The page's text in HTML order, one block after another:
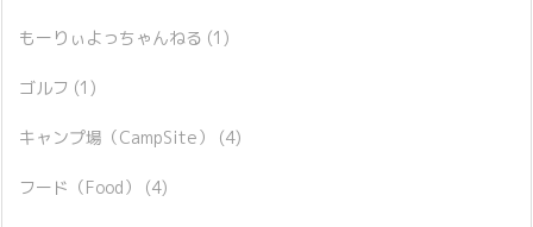
もーりぃよっちゃんねる (1)
ゴルフ (1)
キャンプ場（CampSite） (4)
フード（Food） (4)